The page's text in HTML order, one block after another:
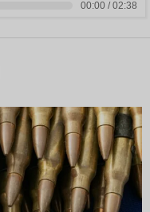
00:00 / 02:38